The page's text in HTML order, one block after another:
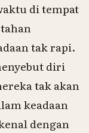
di tempat
tak rapi.
diri
tak akan
keadaan
dengan